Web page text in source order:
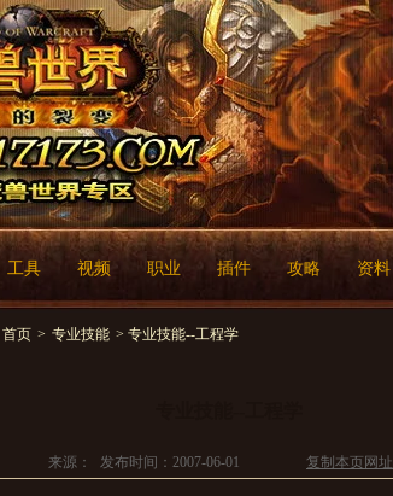
工具 视频 职业 插件 攻略 资料
首页 > 专业技能 > 专业技能--工程学
来源： 发布时间：2007-06-01 复制本页网址